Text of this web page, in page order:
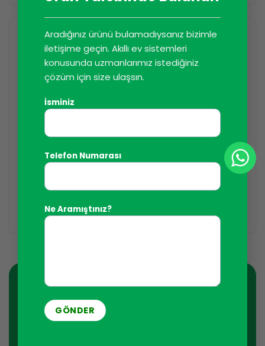
Aradığınız ürünü bulamadıysanız bizimle
iletişime geçin. Akıllı ev sistemleri
konusunda uzmanlarımız istediğiniz
çözüm için size ulaşsın.
İsminiz
Telefon Numarası
Ne Aramıştınız?
ALÜMINYUM İLETKENLI KABLOLAR
0,6/1 kV Alüminyum
ALÜMINYUM İLETKENLI KABLOLAR
Alüminyum İletkenli
Haber Bültenine Kaydolun
İstediğiniz zaman aboneliğinizi iptal edebilirsiniz. Bu
amaçla, lütfen iletişim bilgilerimizi yasal bildirimde